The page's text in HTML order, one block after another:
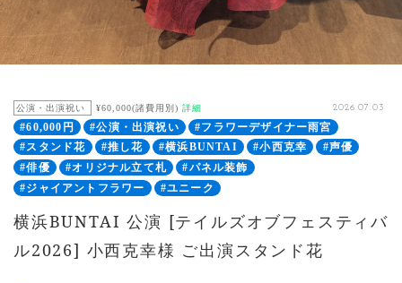
公演・出演祝い ¥60,000(諸費用別) 詳細 2026.07.03
#60,000円 #公演・出演祝い
#フラワーデザイナー雨宮
#スタンド花
#推し花 #横浜BUNTAI #小西克幸
#声優
#俳優
#オリジナル立て札
#パネル装飾
#ジャイアントフラワー
#ユニーク
横浜BUNTAI 公演 [テイルズオブフェスティバ
ル2026] 小西克幸様 ご出演スタンド花